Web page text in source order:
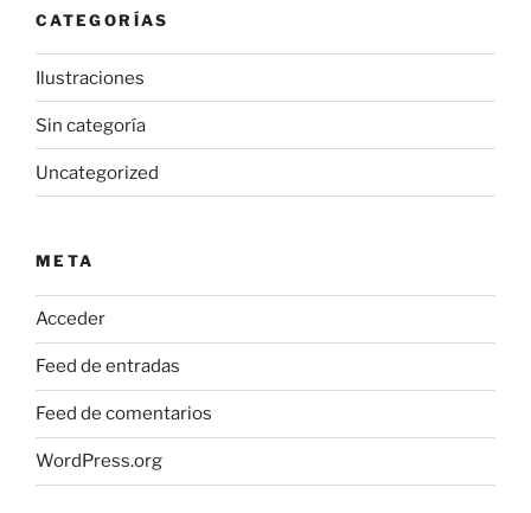
CATEGORÍAS
Ilustraciones
Sin categoría
Uncategorized
META
Acceder
Feed de entradas
Feed de comentarios
WordPress.org